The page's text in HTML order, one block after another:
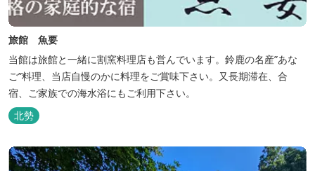
旅館 魚要
当館は旅館と一緒に割窯料理店も営んでいます。鈴鹿の名産”あな
ご”料理、当店自慢のかに料理をご賞味下さい。又長期滞在、合
宿、ご家族での海水浴にもご利用下さい。
北勢